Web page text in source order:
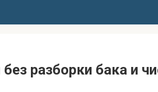
разборки бака и